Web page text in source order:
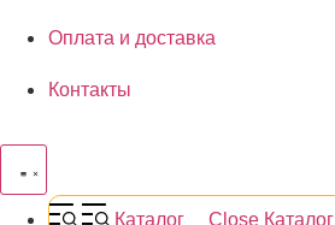
Оплата и доставка
Контакты
Каталог Close Каталог